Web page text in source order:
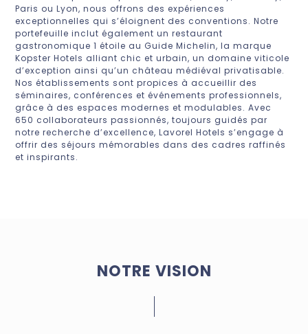
Paris ou Lyon, nous offrons des expériences
exceptionnelles qui s’éloignent des conventions. Notre
portefeuille inclut également un restaurant
gastronomique 1 étoile au Guide Michelin, la marque
Kopster Hotels alliant chic et urbain, un domaine viticole
d’exception ainsi qu’un château médiéval privatisable.
Nos établissements sont propices à accueillir des
séminaires, conférences et événements professionnels,
grâce à des espaces modernes et modulables. Avec
650 collaborateurs passionnés, toujours guidés par
notre recherche d’excellence, Lavorel Hotels s’engage à
offrir des séjours mémorables dans des cadres raffinés
et inspirants.
NOTRE VISION